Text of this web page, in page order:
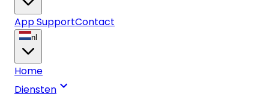
App SupportContact
nl
Home
Diensten